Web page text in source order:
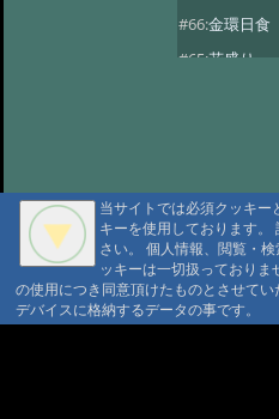
#66:金環日食
#65:花盛り
#61:龍神温泉
#60:春一番？
#59:寒の戻り
#58:春を探し
当サイトでは必須クッキ
キーを使用しております
さい。 個人情報、閲覧・
ッキーは一切扱っており
の使用につき同意頂けたものとさせて
デバイスに格納するデータの事です。